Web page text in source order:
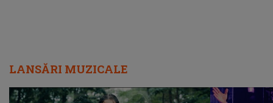
LANSĂRI MUZICALE